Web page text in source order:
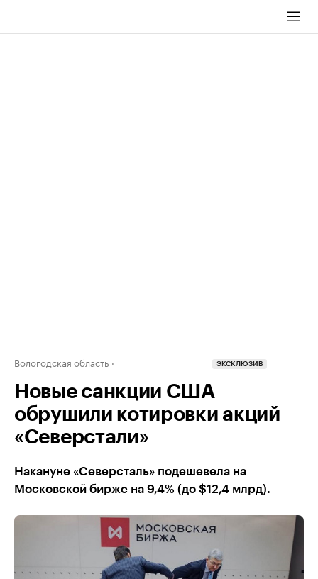
Вологодская область ЭКСКЛЮЗИВ
Новые санкции США
обрушили котировки акций
«Северстали»
Накануне «Северсталь» подешевела на
Московской бирже на 9,4% (до $12,4 млрд).